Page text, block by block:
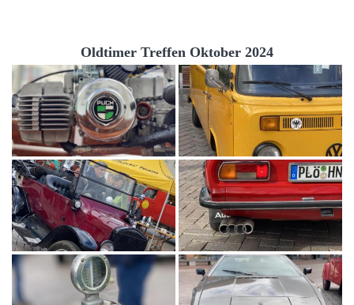
Oldtimer Treffen Oktober 2024